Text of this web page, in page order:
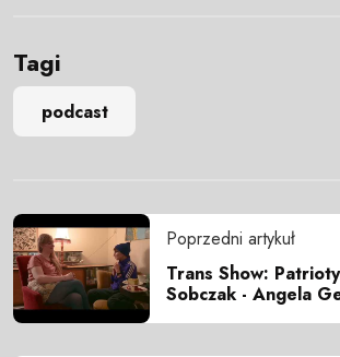
Tagi
podcast
Poprzedni artykuł
Trans Show:
Sobczak - Angela